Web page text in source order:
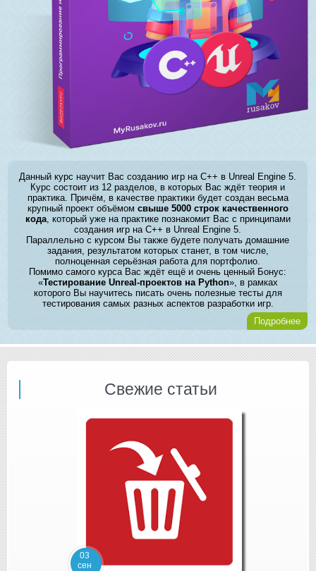
Данный курс научит Вас созданию игр на C++ в Unreal Engine 5.
Курс состоит из 12 разделов, в которых Вас ждёт теория и
практика. Причём, в качестве практики будет создан весьма
крупный проект объёмом свыше 5000 строк качественного
кода, который уже на практике познакомит Вас с принципами
создания игр на C++ в Unreal Engine 5.
Параллельно с курсом Вы также будете получать домашние
задания, результатом которых станет, в том числе,
полноценная серьёзная работа для портфолио.
Помимо самого курса Вас ждёт ещё и очень ценный Бонус:
«Тестирование Unreal-проектов на Python», в рамках
которого Вы научитесь писать очень полезные тесты для
тестирования самых разных аспектов разработки игр.
Подробнее
Свежие статьи
03
сен